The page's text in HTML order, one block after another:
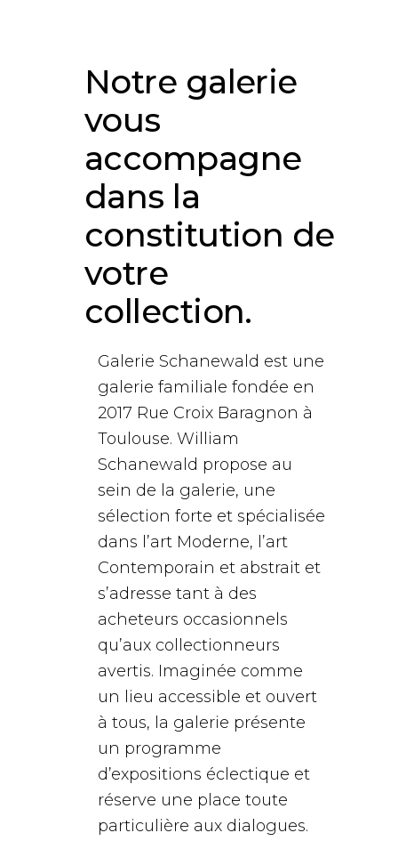
Notre galerie
vous
accompagne
dans la
constitution de
votre
collection.
Galerie Schanewald est une
galerie familiale fondée en
2017 Rue Croix Baragnon à
Toulouse. William
Schanewald propose au
sein de la galerie, une
sélection forte et spécialisée
dans l’art Moderne, l’art
Contemporain et abstrait et
s’adresse tant à des
acheteurs occasionnels
qu’aux collectionneurs
avertis. Imaginée comme
un lieu accessible et ouvert
à tous, la galerie présente
un programme
d’expositions éclectique et
réserve une place toute
particulière aux dialogues.